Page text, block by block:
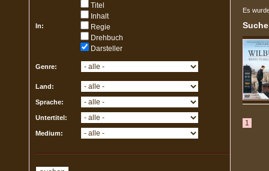
In:
Titel
Inhalt
Regie
Drehbuch
Darsteller
Genre:
Land:
Sprache:
Untertitel:
Medium:
Es
1